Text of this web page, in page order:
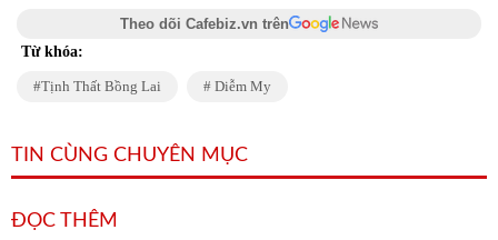
Theo dõi Cafebiz.vn trên
Từ khóa:
Tịnh Thất Bồng Lai Diễm My
TIN CÙNG CHUYÊN MỤC
ĐỌC THÊM